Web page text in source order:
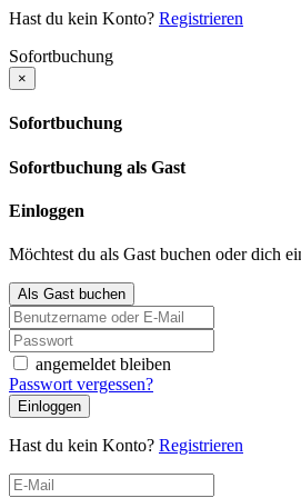
Hast du kein Konto? Registrieren
Sofortbuchung
×
Sofortbuchung
Sofortbuchung als Gast
Einloggen
Möchtest du als Gast buchen oder dich
Als Gast buchen
angemeldet bleiben
Passwort vergessen?
Einloggen
Hast du kein Konto? Registrieren